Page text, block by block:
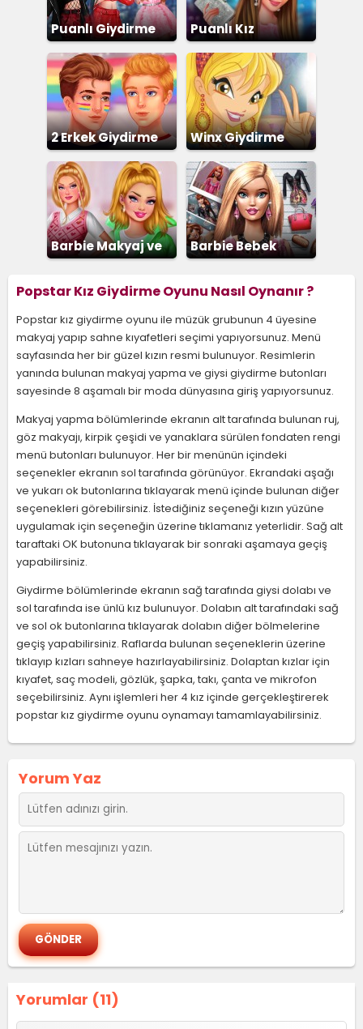
Puanlı Giydirme
Puanlı Kız
Giydirme
2 Erkek Giydirme Winx Giydirme
Barbie Makyaj ve
Barbie Bebek
Popstar Kız Giydirme Oyunu Nasıl Oynanır ?
Popstar kız giydirme oyunu ile müzük grubunun 4 üyesine
makyaj yapıp sahne kıyafetleri seçimi yapıyorsunuz. Menü
sayfasında her bir güzel kızın resmi bulunuyor. Resimlerin
yanında bulunan makyaj yapma ve giysi giydirme butonları
sayesinde 8 aşamalı bir moda dünyasına giriş yapıyorsunuz.
Makyaj yapma bölümlerinde ekranın alt tarafında bulunan ruj,
göz makyajı, kirpik çeşidi ve yanaklara sürülen fondaten rengi
menü butonları bulunuyor. Her bir menünün içindeki
seçenekler ekranın sol tarafında görünüyor. Ekrandaki aşağı
ve yukarı ok butonlarına tıklayarak menü içinde bulunan diğer
seçenekleri görebilirsiniz. İstediğiniz seçeneği kızın yüzüne
uygulamak için seçeneğin üzerine tıklamanız yeterlidir. Sağ alt
taraftaki OK butonuna tıklayarak bir sonraki aşamaya geçiş
yapabilirsiniz.
Giydirme bölümlerinde ekranın sağ tarafında giysi dolabı ve
sol tarafında ise ünlü kız bulunuyor. Dolabın alt tarafındaki sağ
ve sol ok butonlarına tıklayarak dolabın diğer bölmelerine
geçiş yapabilirsiniz. Raflarda bulunan seçeneklerin üzerine
tıklayıp kızları sahneye hazırlayabilirsiniz. Dolaptan kızlar için
kıyafet, saç modeli, gözlük, şapka, takı, çanta ve mikrofon
seçebilirsiniz. Aynı işlemleri her 4 kız içinde gerçekleştirerek
popstar kız giydirme oyunu oynamayı tamamlayabilirsiniz.
Yorumlar (11)
Yorum Yaz